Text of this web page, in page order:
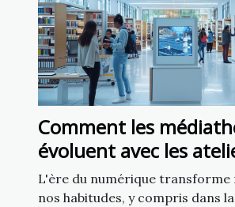
Comment les
évoluent avec les
d'intelligence
L'ère du numérique
nos habitudes, y compris dans